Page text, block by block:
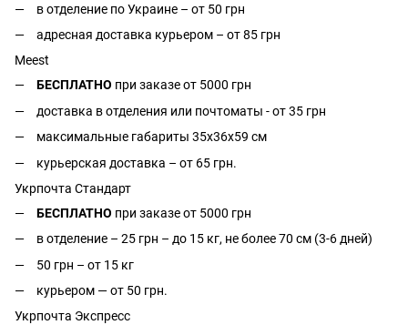
в отделение по Украине – от 50 грн
адресная доставка курьером – от 85 грн
Meest
БЕСПЛАТНО при заказе от 5000 грн
доставка в отделения или почтоматы - от 35 грн
максимальные габариты 35x36x59 см
курьерская доставка – от 65 грн.
Укрпочта Стандарт
БЕСПЛАТНО при заказе от 5000 грн
в отделение – 25 грн – до 15 кг, не более 70 см (3-6 дней)
50 грн – от 15 кг
курьером — от 50 грн.
Укрпочта Экспресс